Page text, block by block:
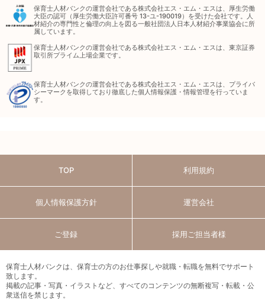
保育士人材バンクの運営会社である株式会社エス・エム・エスは、厚生労働
大臣の認可（厚生労働大臣許可番号 13-ユ-190019）を受けた会社です。人
材紹介の専門性と倫理の向上を図る一般社団法人日本人材紹介事業協会に所
属しています。
保育士人材バンクの運営会社である株式会社エス・エム・エスは、東京証券
取引所プライム上場企業です。
保育士人材バンクの運営会社である株式会社エス・エム・エスは、プライバ
シーマークを取得しており徹底した個人情報保護・情報管理を行っていま
す。
TOP 利用規約
個人情報保護方針 運営会社
ご登録 採用ご担当者様
保育士人材バンクは、保育士の方のお仕事探しや就職・転職を無料でサポート
致します。
掲載の記事・写真・イラストなど、すべてのコンテンツの無断複写・転載・公
衆送信を禁じます。